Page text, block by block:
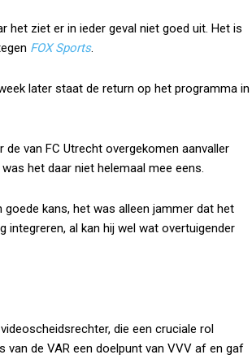
het ziet er in ieder geval niet goed uit. Het is
FOX Sports.
later staat de return op het programma in
van FC Utrecht overgekomen aanvaller
het daar niet helemaal mee eens.
kans, het was alleen jammer dat het
integreren, al kan hij wel wat overtuigender
die een cruciale rol
van de VAR een doelpunt van VVV af en gaf